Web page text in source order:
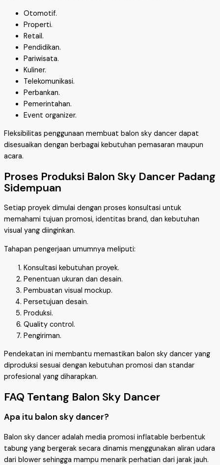
Otomotif.
Properti.
Retail.
Pendidikan.
Pariwisata.
Kuliner.
Telekomunikasi.
Perbankan.
Pemerintahan.
Event organizer.
Fleksibilitas penggunaan membuat balon sky dancer dapat
disesuaikan dengan berbagai kebutuhan pemasaran maupun
acara.
Proses Produksi Balon Sky Dancer Padang
Sidempuan
Setiap proyek dimulai dengan proses konsultasi untuk
memahami tujuan promosi, identitas brand, dan kebutuhan
visual yang diinginkan.
Tahapan pengerjaan umumnya meliputi:
Konsultasi kebutuhan proyek.
Penentuan ukuran dan desain.
Pembuatan visual mockup.
Persetujuan desain.
Produksi.
Quality control.
Pengiriman.
Pendekatan ini membantu memastikan balon sky dancer yang
diproduksi sesuai dengan kebutuhan promosi dan standar
profesional yang diharapkan.
FAQ Tentang Balon Sky Dancer
Apa itu balon sky dancer?
Balon sky dancer adalah media promosi inflatable berbentuk
tabung yang bergerak secara dinamis menggunakan aliran udara
dari blower sehingga mampu menarik perhatian dari jarak jauh.